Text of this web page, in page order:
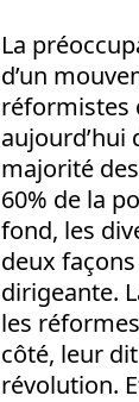
La
d’un
réformistes
aujourd’hui
majorité
60% de la
fond, les
deux
dirigeante.
les
côté, leur
révolution.